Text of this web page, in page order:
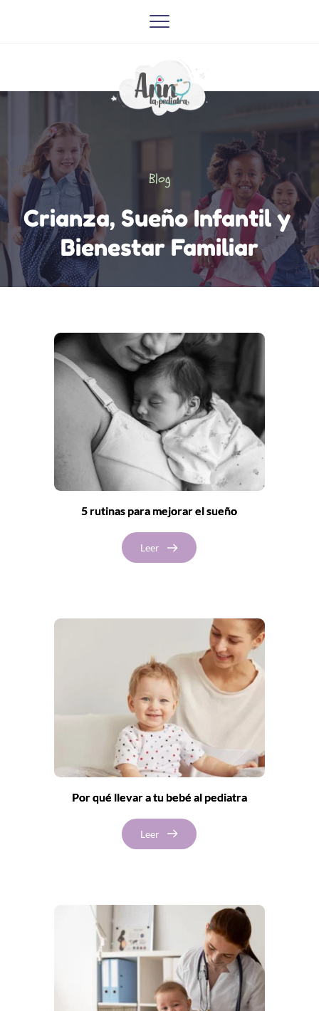
Blog
Crianza, Sueño Infantil y
Bienestar Familiar
5 rutinas para mejorar el sueño
Leer
Por qué llevar a tu bebé al pediatra
Leer